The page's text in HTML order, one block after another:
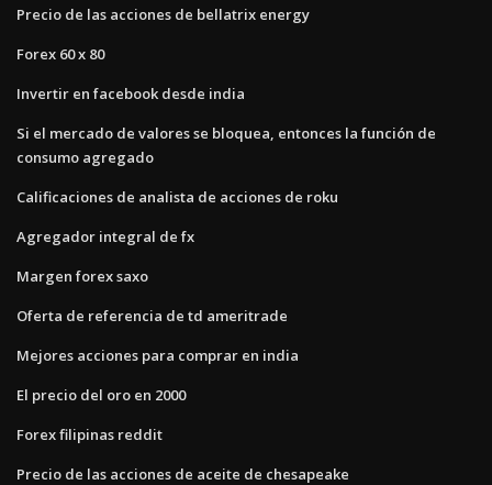
Precio de las acciones de bellatrix energy
Forex 60 x 80
Invertir en facebook desde india
Si el mercado de valores se bloquea, entonces la función de
consumo agregado
Calificaciones de analista de acciones de roku
Agregador integral de fx
Margen forex saxo
Oferta de referencia de td ameritrade
Mejores acciones para comprar en india
El precio del oro en 2000
Forex filipinas reddit
Precio de las acciones de aceite de chesapeake